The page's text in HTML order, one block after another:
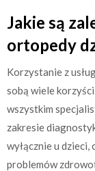
Jakie są
ortopedy
Korzystanie z
sobą wiele
wszystkim
zakresie
wyłącznie u
problemów